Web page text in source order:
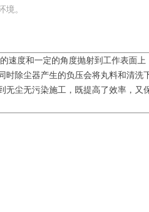
境。
速度和一定的角度抛射到工作表面
除尘器产生的负压会将丸料和清
尘无污染施工，既提高了效率，又